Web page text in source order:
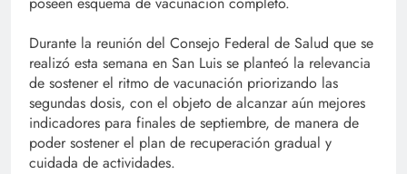
Durante la reunión del Consejo Federal de Salud que se
realizó esta semana en San Luis se planteó la relevancia
de sostener el ritmo de vacunación priorizando las
segundas dosis, con el objeto de alcanzar aún mejores
indicadores para finales de septiembre, de manera de
poder sostener el plan de recuperación gradual y
cuidada de actividades.